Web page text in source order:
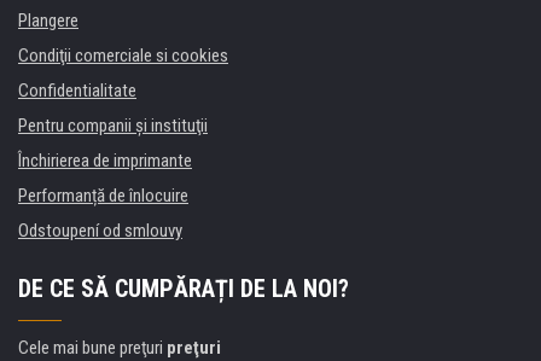
Plangere
Condiţii comerciale si cookies
Confidentialitate
Pentru companii și instituţii
Închirierea de imprimante
Performanță de înlocuire
Odstoupení od smlouvy
DE CE SĂ CUMPĂRAȚI DE LA NOI?
Cele mai bune preţuri preţuri